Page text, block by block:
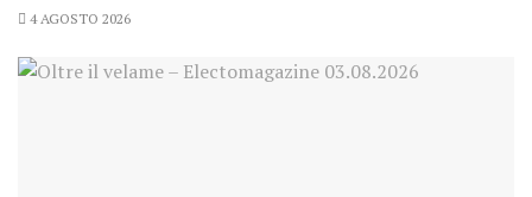
4 AGOSTO 2026